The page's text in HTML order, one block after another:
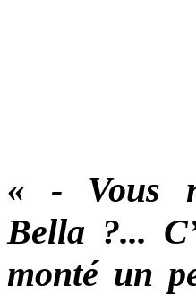
« - Vous
Bella ?...
monté un